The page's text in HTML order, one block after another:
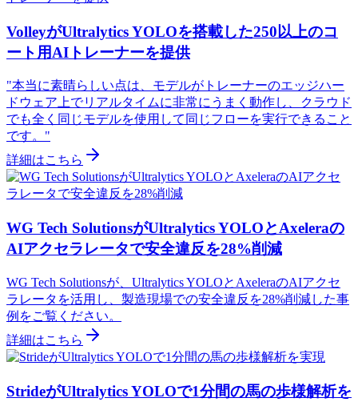
VolleyがUltralytics YOLOを搭載した250以上のコ
ート用AIトレーナーを提供
"本当に素晴らしい点は、モデルがトレーナーのエッジハー
ドウェア上でリアルタイムに非常にうまく動作し、クラウド
でも全く同じモデルを使用して同じフローを実行できること
です。"
詳細はこちら
WG Tech SolutionsがUltralytics YOLOとAxeleraの
AIアクセラレータで安全違反を28%削減
WG Tech Solutionsが、Ultralytics YOLOとAxeleraのAIアクセ
ラレータを活用し、製造現場での安全違反を28%削減した事
例をご覧ください。
詳細はこちら
StrideがUltralytics YOLOで1分間の馬の歩様解析を